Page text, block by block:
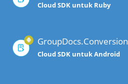
Cloud SDK untuk Ruby
GroupDocs.Conversion
Cloud SDK untuk Android